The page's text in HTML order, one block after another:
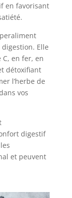
en favorisant
Elle
en fer, en
détoxifiant
l’herbe de
vos
digestif
et peuvent